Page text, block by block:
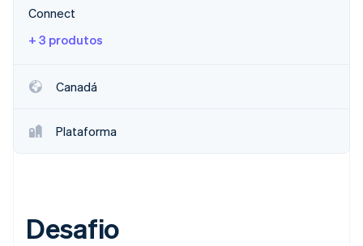
Connect
+ 3 produtos
Canadá
Plataforma
Desafio